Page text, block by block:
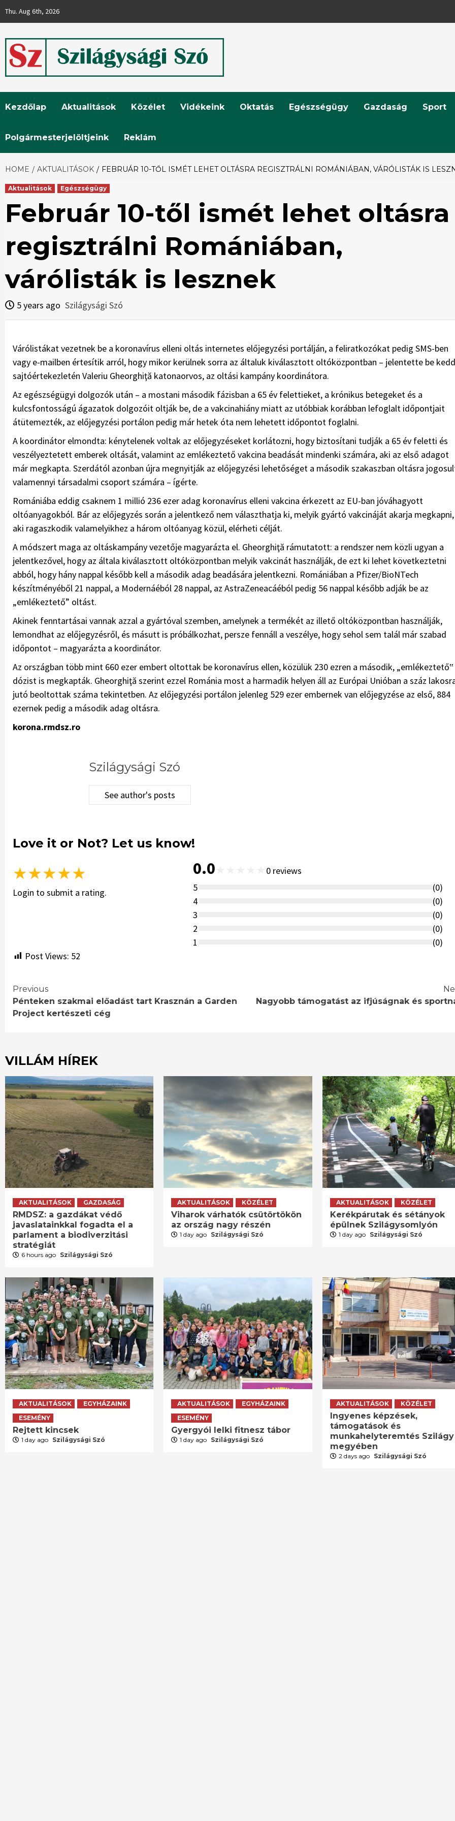
Thu. Aug 6th, 2026
Szilágysági
Szó
Kezdőlap Aktualitások Közélet Vidékeink Oktatás Egészségügy Gazdaság Sport
Polgármesterjelöltjeink Reklám
HOME AKTUALITÁSOK FEBRUÁR 10-TŐL ISMÉT LEHET OLTÁSRA REGISZTRÁLNI ROMÁNIÁBAN, VÁRÓLISTÁK IS
Aktualitások Egészségügy
Február 10-től ismét lehet oltásra
regisztrálni Romániában,
várólisták is lesznek
5 years ago Szilágysági Szó
Várólistákat vezetnek be a koronavírus elleni oltás internetes előjegyzési portálján, a feliratkozókat pedig SMS-ben
vagy e-mailben értesítik arról, hogy mikor kerülnek sorra az általuk kiválasztott oltóközpontban – jelentette be
sajtóértekezletén Valeriu Gheorghiţă katonaorvos, az oltási kampány koordinátora.
Az egészségügyi dolgozók után – a mostani második fázisban a 65 év felettieket, a krónikus betegeket és a
kulcsfontosságú ágazatok dolgozóit oltják be, de a vakcinahiány miatt az utóbbiak korábban lefoglalt időpontjait
átütemezték, az előjegyzési portálon pedig már hetek óta nem lehetett időpontot foglalni.
A koordinátor elmondta: kénytelenek voltak az előjegyzéseket korlátozni, hogy biztosítani tudják a 65 év feletti és
veszélyeztetett emberek oltását, valamint az emlékeztető vakcina beadását mindenki számára, aki az első adagot
már megkapta. Szerdától azonban újra megnyitják az előjegyzési lehetőséget a második szakaszban oltásra
valamennyi társadalmi csoport számára – ígérte.
Romániába eddig csaknem 1 millió 236 ezer adag koronavírus elleni vakcina érkezett az EU-ban jóváhagyott
oltóanyagokból. Bár az előjegyzés során a jelentkező nem választhatja ki, melyik gyártó vakcináját akarja megkapni,
aki ragaszkodik valamelyikhez a három oltóanyag közül, elérheti célját.
A módszert maga az oltáskampány vezetője magyarázta el. Gheorghiţă rámutatott: a rendszer nem közli ugyan a
jelentkezővel, hogy az általa kiválasztott oltóközpontban melyik vakcinát használják, de ezt ki lehet következtetni
abból, hogy hány nappal később kell a második adag beadására jelentkezni. Romániában a Pfizer/BioNTech
készítményéből 21 nappal, a Modernáéból 28 nappal, az AstraZeneacáéból pedig 56 nappal később adják be az
„emlékeztető” oltást.
Akinek fenntartásai vannak azzal a gyártóval szemben, amelynek a termékét az illető oltóközpontban használják,
lemondhat az előjegyzésről, és másutt is próbálkozhat, persze fennáll a veszélye, hogy sehol sem talál már szabad
időpontot – magyarázta a koordinátor.
Az országban több mint 660 ezer embert oltottak be koronavírus ellen, közülük 230 ezren a második, „emlékeztető‟
dózist is megkapták. Gheorghiţă szerint ezzel Románia most a harmadik helyen áll az Európai Unióban a száz
jutó beoltottak száma tekintetben. Az előjegyzési portálon jelenleg 529 ezer embernek van előjegyzése az első, 884
ezernek pedig a második adag oltásra.
korona.rmdsz.ro
Szilágysági Szó
See author's posts
Love it or Not? Let us know!
★★★★★
Login to submit a rating.
0.0 0 reviews
5
(0)
4
(0)
3
(0)
2
(0)
1
(0)
Post Views: 52
Continue
Reading
Previous
Pénteken szakmai előadást tart Krasznán a Garden
Project kertészeti cég
Nagyobb támogatást az ifjúságnak és
VILLÁM HÍREK
AKTUALITÁSOK GAZDASÁG
RMDSZ: a gazdákat védő
javaslatainkkal fogadta el a
parlament a biodiverzitási
stratégiát
6 hours ago Szilágysági Szó
AKTUALITÁSOK KÖZÉLET
Viharok várhatók csütörtökön
az ország nagy részén
1 day ago Szilágysági Szó
AKTUALITÁSOK KÖZÉLET
Kerékpárutak és sétányok
épülnek Szilágysomlyón
1 day ago Szilágysági Szó
AKTUALITÁSOK
EGYHÁZAINK
ESEMÉNY
Rejtett kincsek
1 day ago Szilágysági Szó
AKTUALITÁSOK
EGYHÁZAINK
ESEMÉNY
Gyergyói lelki fitnesz tábor
1 day ago Szilágysági Szó
AKTUALITÁSOK KÖZÉLET
Ingyenes képzések,
támogatások és
munkahelyteremtés Szilágy
megyében
2 days ago Szilágysági Szó